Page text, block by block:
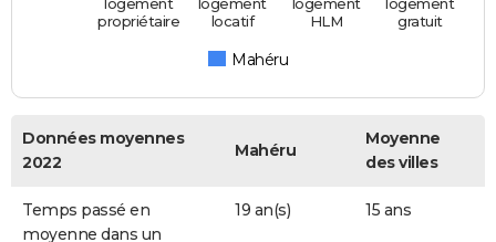
Mahéru
logement
propriétaire
logement
locatif
logement
HLM
logement
gratuit
Données moyennes
2022
Mahéru
Moyenne
des villes
Temps passé en
moyenne dans un
19 an(s) 15 ans